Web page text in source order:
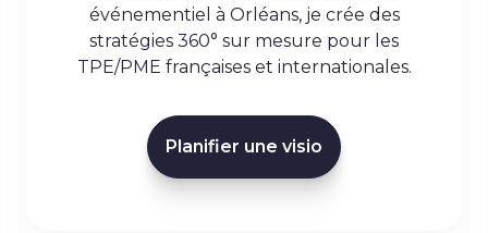
événementiel à Orléans, je crée des
stratégies 360° sur mesure pour les
TPE/PME françaises et internationales.
Planifier une visio